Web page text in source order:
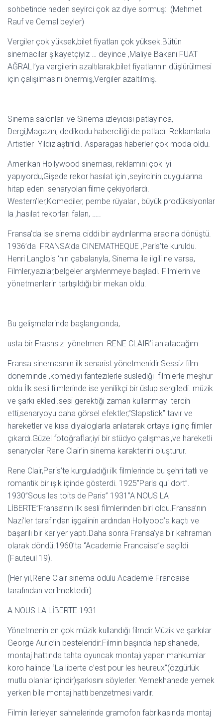
sohbetinde neden seyirci çok az diye sormuş: (Mehmet
Rauf ve Cemal beyler)
Vergiler çok yüksek,bilet fiyatları çok yüksek.Bütün
sinemacılar şikayetçiyiz … deyince ,Maliye Bakanı FUAT
AĞRALI’ya vergilerin azaltılarak,bilet fiyatlarının düşlürülmesi
için çalışılmasını önermiş,Vergiler azaltılmış.
Sinema salonları ve Sinema izleyicisi patlayınca,
Dergi,Magazın, dedikodu haberciliği de patladı. Reklamlarla
Artistler Yıldızlaştırıldı. Asparagas haberler çok moda oldu.
Amerikan Hollywood sineması, reklamını çok iyi
yapıyordu,Gişede rekor hasılat için ,seyircinin duygularına
hitap eden senaryoları filme çekiyorlardı.
Western’ler,Komediler, pembe rüyalar , büyük prodüksiyonlar
la ,hasılat rekorları falan, …..
Fransa’da ise sinema ciddi bir aydınlanma aracına dönüştü.
1936’da FRANSA’da CINEMATHEQUE ,Paris’te kuruldu.
Henri Langlois ‘nın çabalarıyla, Sinema ile ilgili ne varsa,
Filmler,yazılar,belgeler arşivlenmeye başladı. Filmlerin ve
yönetmenlerin tartışıldığı bir mekan oldu.
Bu gelişmelerinde başlangıcında,
usta bir Frasnsız yönetmen RENE CLAIR’i anlatacağım:
Fransa sinemasının ilk senarist yönetmenidir.Sessiz film
döneminde ,komediyi fantezilerle süslediği filmlerle meşhur
oldu.İlk sesli filmlerinde ise yenilikçi bir üslup sergiledi. müzik
ve şarkı ekledi.sesi gerektiği zaman kullanmayı tercih
etti,senaryoyu daha görsel efektler,’’Slapstick’’ tavır ve
hareketler ve kısa diyaloglarla anlatarak ortaya ilginç filmler
çıkardı.Güzel fotoğraflar,iyi bir stüdyo çalışması,ve hareketli
senaryolar Rene Clair’in sinema karakterini oluşturur.
Rene Clair,Paris’te kurguladığı ilk filmlerinde bu şehri tatlı ve
romantik bir ışık içinde gösterdi. 1925’’Paris qui dort’’.
1930’’Sous les toits de Paris’’ 1931’’A NOUS LA
LİBERTE’’Fransa’nın ilk sesli filmlerinden biri oldu.Fransa’nın
Nazi’ler tarafından işgalinin ardından Hollyood’a kaçtı ve
başarılı bir kariyer yaptı.Daha sonra Fransa’ya bir kahraman
olarak döndü.1960’ta ‘’Academie Francaise’’e seçildi
(Fauteuil 19).
(Her yıl,Rene Clair sinema ödülü Academie Francaise
tarafından verilmektedir)
A NOUS LA LİBERTE 1931
Yönetmenin en çok müzik kullandığı filmdir.Müzik ve şarkılar
George Auric’in besteleridir.Filmin başında hapishanede,
montaj hattında tahta oyuncak montajı yapan mahkumlar
koro halinde ‘’La liberte c’est pour les heureux’’(özgürlük
mutlu olanlar içindir)şarkısını söylerler. Yemekhanede yemek
yerken bile montaj hattı benzetmesi vardır.
Filmin ilerleyen sahnelerinde gramofon fabrikasında montaj